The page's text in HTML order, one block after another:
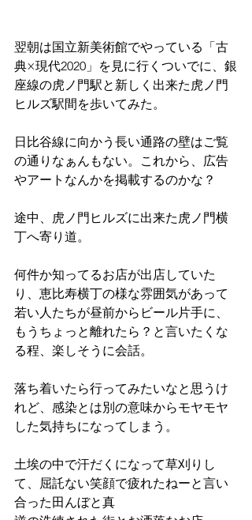
翌朝は国立新美術館でやっている「古
典×現代2020」を見に行くついでに、銀
座線の虎ノ門駅と新しく出来た虎ノ門
ヒルズ駅間を歩いてみた。
日比谷線に向かう長い通路の壁はご覧
の通りなぁんもない。これから、広告
やアートなんかを掲載するのかな？
途中、虎ノ門ヒルズに出来た虎ノ門横
丁へ寄り道。
何件か知ってるお店が出店していた
り、恵比寿横丁の様な雰囲気があって
若い人たちが昼前からビール片手に、
もうちょっと離れたら？と言いたくな
る程、楽しそうに会話。
落ち着いたら行ってみたいなと思うけ
れど、感染とは別の意味からモヤモヤ
した気持ちになってしまう。
土埃の中で汗だくになって草刈りし
て、屈託ない笑顔で疲れたねーと言い
合った田んぼと真